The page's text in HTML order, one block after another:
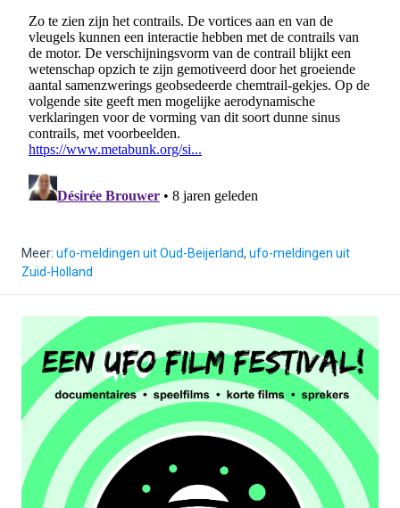
Meer: ufo-meldingen uit Oud-Beijerland, ufo-meldingen uit
Zuid-Holland